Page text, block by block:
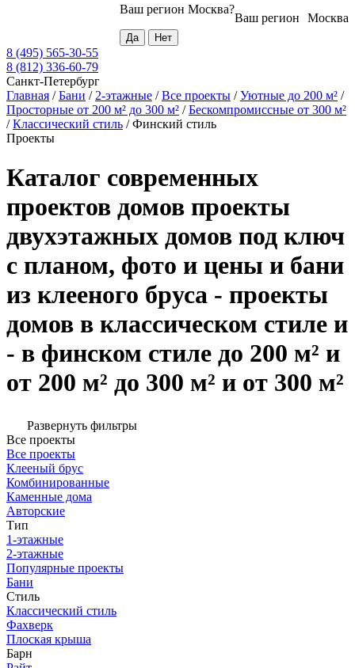
Москва
Ваш регион
Ваш регион Москва?
8 (495) 565-30-55
8 (812) 336-60-79
Санкт-Петербург
Главная /Бани / 2-этажные /Все проекты /Уютные до 200 м² /
Просторные от 200 м² до 300 м² /Бескомпромиссные от 300 м²
/Классический стиль /Финский стиль
Проекты
Каталог современных
проектов домов проекты
двухэтажных домов под ключ
с планом, фото и цены и бани
из клееного бруса - проекты
домов в классическом стиле и
- в финском стиле до 200 м² и
от 200 м² до 300 м² и от 300 м²
Развернуть фильтры
Все проекты
Все проекты
Клееный брус
Комбинированные
Каменные дома
Авторские
Тип
1-этажные
2-этажные
Популярные проекты
Бани
Стиль
Классический стиль
Фахверк
Плоская крыша
Барн